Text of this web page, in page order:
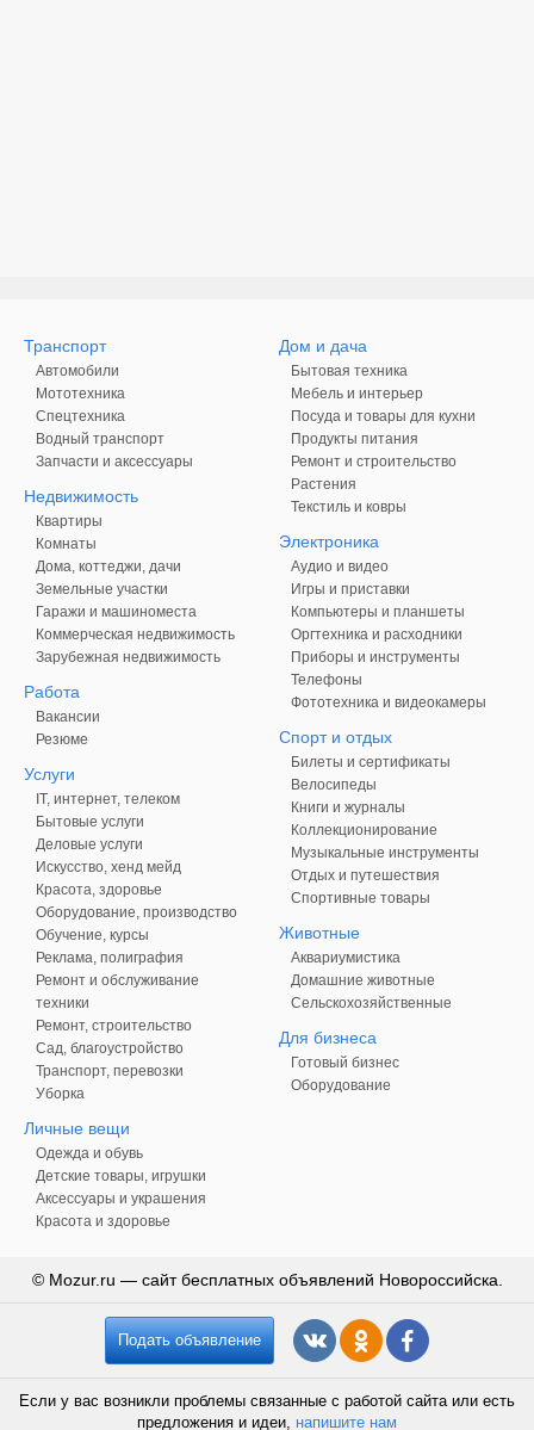
Транспорт
Автомобили
Мототехника
Спецтехника
Водный транспорт
Запчасти и аксессуары
Недвижимость
Квартиры
Комнаты
Дома, коттеджи, дачи
Земельные участки
Гаражи и машиноместа
Коммерческая недвижимость
Зарубежная недвижимость
Работа
Вакансии
Резюме
Услуги
IT, интернет, телеком
Бытовые услуги
Деловые услуги
Искусство, хенд мейд
Красота, здоровье
Оборудование, производство
Обучение, курсы
Реклама, полиграфия
Ремонт и обслуживание
техники
Ремонт, строительство
Сад, благоустройство
Транспорт, перевозки
Уборка
Личные вещи
Одежда и обувь
Детские товары, игрушки
Аксессуары и украшения
Красота и здоровье
Дом и дача
Бытовая техника
Мебель и интерьер
Посуда и товары для кухни
Продукты питания
Ремонт и строительство
Растения
Текстиль и ковры
Электроника
Аудио и видео
Игры и приставки
Компьютеры и планшеты
Оргтехника и расходники
Приборы и инструменты
Телефоны
Фототехника и видеокамеры
Спорт и отдых
Билеты и сертификаты
Велосипеды
Книги и журналы
Коллекционирование
Музыкальные инструменты
Отдых и путешествия
Спортивные товары
Животные
Аквариумистика
Домашние животные
Сельскохозяйственные
Для бизнеса
Готовый бизнес
Оборудование
© Mozur.ru — сайт бесплатных объявлений Новороссийска.
Подать объявление
Если у вас возникли проблемы связанные с работой сайта или есть
предложения и идеи, напишите нам